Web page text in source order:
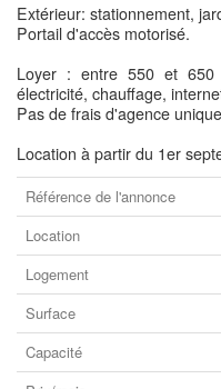
Extérieur: stationnement,
Portail d'accès motorisé.
Loyer : entre 550 et 650
électricité, chauffage,
Pas de frais d'agence
Location à partir du 1er
Référence de l'annonce
Location
Logement
Surface
Capacité